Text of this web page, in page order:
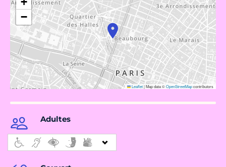
−
Leaflet|Map data ©OpenStreetMapcontributors
Adultes